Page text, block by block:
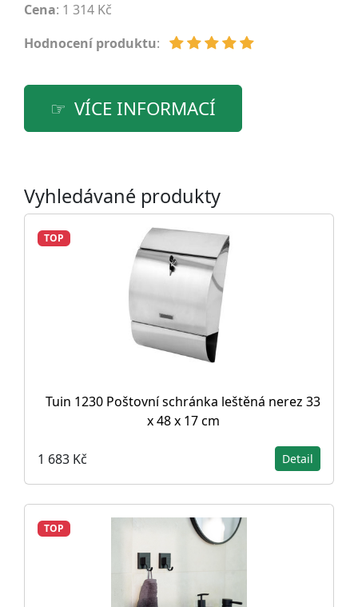
Cena: 1 314 Kč
Hodnocení produktu:
VÍCE INFORMACÍ
Vyhledávané produkty
TOP
Tuin 1230 Poštovní schránka leštěná nerez 33
x 48 x 17 cm
1 683 Kč Detail
TOP